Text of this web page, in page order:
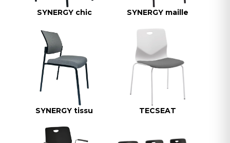
SYNERGY chic SYNERGY maille
SYNERGY tissu TECSEAT